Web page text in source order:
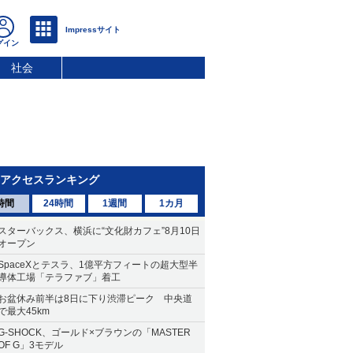
社会
アクセスランキング
間 24時間 1週間 1カ月
ターバックス、横浜に“文化財カフェ”8月10日
ープン
とテスラ、1億平方フィートの超大型半
体工場「テラファブ」着工
盆休み前半は8日に下り渋滞ピーク 中央道
最大45km
SHOCK、ゴールド×ブラウンの「MASTER
G」3モデル